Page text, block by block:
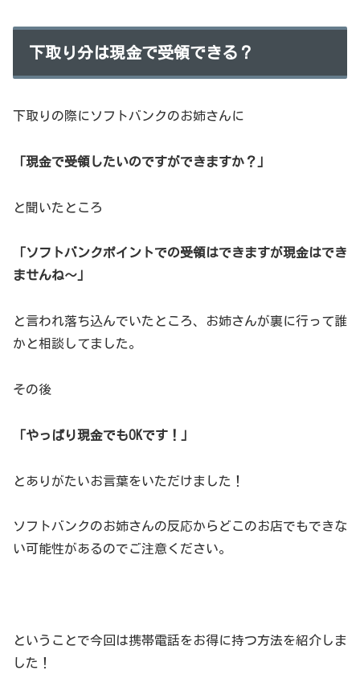
下取り分は現金で受領できる？
下取りの際にソフトバンクのお姉さんに
「現金で受領したいのですができますか？」
と聞いたところ
「ソフトバンクポイントでの受領はできますが現金はでき
ませんね～」
と言われ落ち込んでいたところ、お姉さんが裏に行って誰
かと相談してました。
その後
「やっぱり現金でもOKです！」
とありがたいお言葉をいただけました！
ソフトバンクのお姉さんの反応からどこのお店でもできな
い可能性があるのでご注意ください。
ということで今回は携帯電話をお得に持つ方法を紹介しま
した！